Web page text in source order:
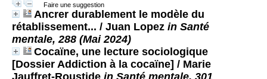
Faire une suggestion
Ancrer durablement le modèle du
rétablissement... / Juan Lopez in Santé
mentale, 288 (Mai 2024)
Cocaïne, une lecture sociologique
[Dossier Addiction à la cocaïne] / Marie
Jauffret-Roustide in Santé mentale, 301